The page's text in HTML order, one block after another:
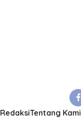
RedaksiTentang Kami